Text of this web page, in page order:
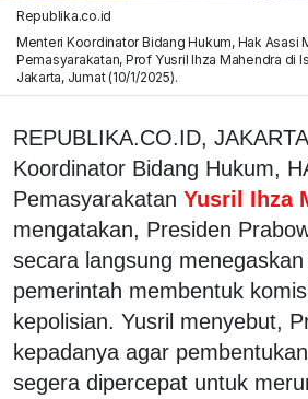
Republika.co.id
Menteri Koordinator Bidang Hukum, Hak Asasi
Pemasyarakatan, Prof Yusril Ihza Mahendra di
Jakarta, Jumat (10/1/2025).
REPUBLIKA.CO.ID,
Koordinator Bidang Hukum,
Pemasyarakatan Yusril Ihza
mengatakan, Presiden
secara langsung
pemerintah membentuk
kepolisian. Yusril menyebut,
kepadanya agar
segera dipercepat untuk